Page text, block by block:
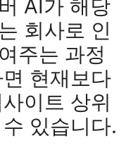
AI가 해당
회사로 인
주는 과정
현재보다
이트 상위
있습니다.